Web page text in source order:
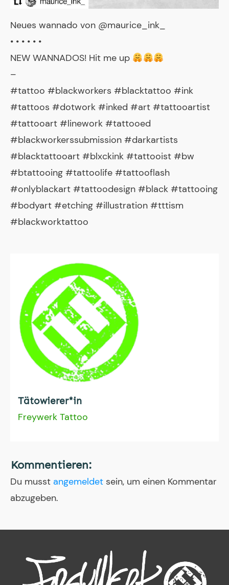
Neues wannado von @maurice_ink_
• • • • • •
NEW WANNADOS! Hit me up
–
#tattoo #blackworkers #blacktattoo #ink
#tattoos #dotwork #inked #art #tattooartist
#tattooart #linework #tattooed
#blackworkerssubmission #darkartists
#blacktattooart #blxckink #tattooist #bw
#btattooing #tattoolife #tattooflash
#onlyblackart #tattoodesign #black #tattooing
#bodyart #etching #illustration #tttism
#blackworktattoo
Tätowierer*in
Freywerk Tattoo
Kommentieren:
Du musst angemeldet sein, um einen Kommentar
abzugeben.